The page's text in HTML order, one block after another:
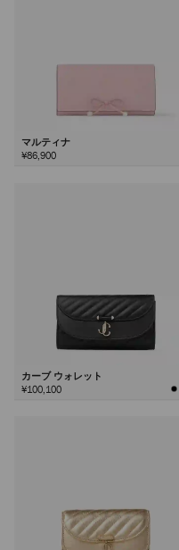
マルティナ
¥86,900
カーブ ウォレット
¥100,100